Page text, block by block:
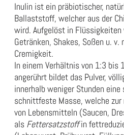
Inulin ist ein präbiotischer,
Ballaststoff, welcher aus der
wird. Aufgelöst in Flüssigkeiten
Getränken, Shakes, Soßen u.
Cremigkeit.
In einem Verhältnis von 1:3 bis
angerührt bildet das Pulver,
innerhalb weniger Stunden
schnittfeste Masse, welche
von Lebensmitteln (Saucen,
als Fettersatzstoffin